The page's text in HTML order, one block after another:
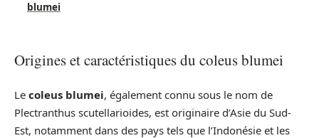
blumei
Origines et caractéristiques du coleus blumei
Le coleus blumei, également connu sous le nom de
Plectranthus scutellarioides, est originaire d’Asie du Sud-
Est, notamment dans des pays tels que l’Indonésie et les